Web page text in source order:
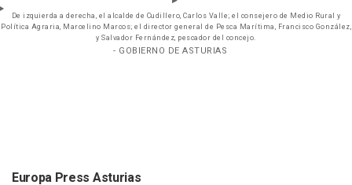
De izquierda a derecha, el alcalde de Cudillero, Carlos Valle; el consejero de Medio Rural y
Política Agraria, Marcelino Marcos; el director general de Pesca Marítima, Francisco González,
y Salvador Fernández, pescador del concejo.
- GOBIERNO DE ASTURIAS
Europa Press Asturias